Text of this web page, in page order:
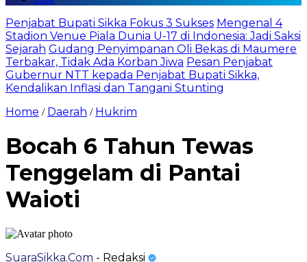
Penjabat Bupati Sikka Fokus 3 Sukses Mengenal 4
Stadion Venue Piala Dunia U-17 di Indonesia: Jadi Saksi
Sejarah Gudang Penyimpanan Oli Bekas di Maumere
Terbakar, Tidak Ada Korban Jiwa Pesan Penjabat
Gubernur NTT kepada Penjabat Bupati Sikka,
Kendalikan Inflasi dan Tangani Stunting
Home / Daerah / Hukrim
Bocah 6 Tahun Tewas
Tenggelam di Pantai
Waioti
SuaraSikka.Com - Redaksi